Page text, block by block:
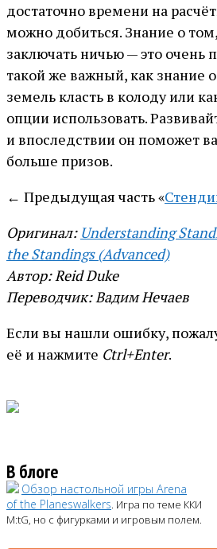
достаточно времени на
можно добиться. Знание о
заключать ничью — это очень
такой же важный, как знание
земель класть в колоду или
опции использовать.
и впоследствии он поможет
больше призов.
← Предыдущая часть «
Оригинал: Understanding
the Standings (Advanced)
Автор: Reid Duke
Переводчик: Вадим Нечаев
Если вы нашли ошибку,
её и нажмите Ctrl+Enter.
В блоге
Обзор настольной игры Arena
of the Planeswalkers. Игра по теме ККИ
M:tG, но с фигурками и игровым полем.